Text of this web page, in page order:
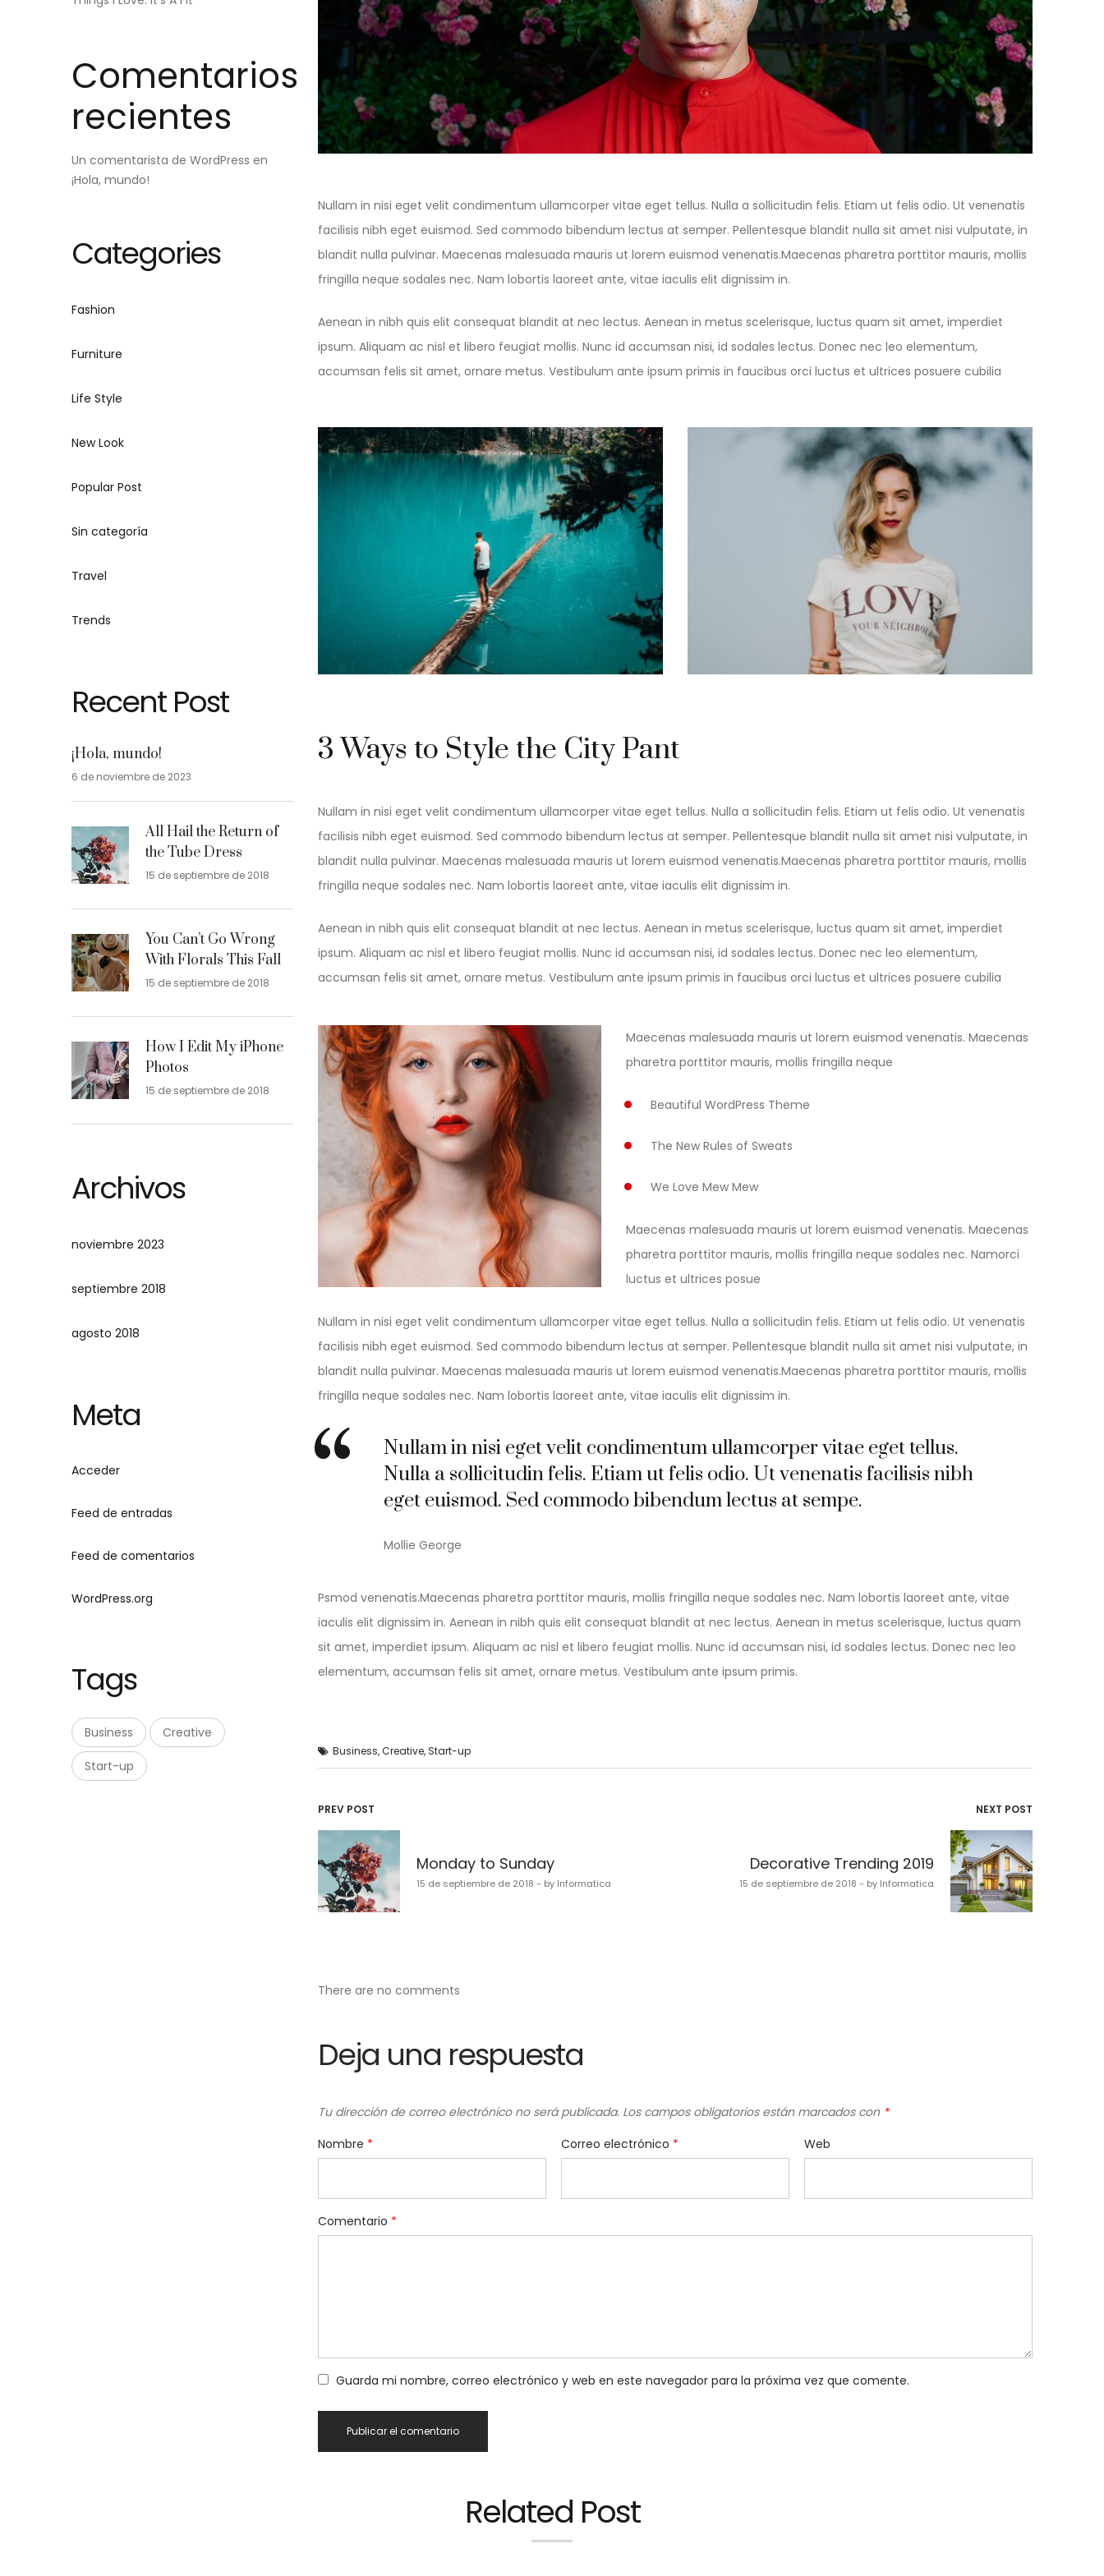
Nullam in nisi eget velit condimentum ullamcorper vitae eget tellus. Nulla a sollicitudin felis. Etiam ut felis odio. Ut venenatis
facilisis nibh eget euismod. Sed commodo bibendum lectus at semper. Pellentesque blandit nulla sit amet nisi vulputate, in
blandit nulla pulvinar. Maecenas malesuada mauris ut lorem euismod venenatis.Maecenas pharetra porttitor mauris, mollis
fringilla neque sodales nec. Nam lobortis laoreet ante, vitae iaculis elit dignissim in.
Aenean in nibh quis elit consequat blandit at nec lectus. Aenean in metus scelerisque, luctus quam sit amet, imperdiet
ipsum. Aliquam ac nisl et libero feugiat mollis. Nunc id accumsan nisi, id sodales lectus. Donec nec leo elementum,
accumsan felis sit amet, ornare metus. Vestibulum ante ipsum primis in faucibus orci luctus et ultrices posuere cubilia
3 Ways to Style the City Pant
Nullam in nisi eget velit condimentum ullamcorper vitae eget tellus. Nulla a sollicitudin felis. Etiam ut felis odio. Ut venenatis
facilisis nibh eget euismod. Sed commodo bibendum lectus at semper. Pellentesque blandit nulla sit amet nisi vulputate, in
blandit nulla pulvinar. Maecenas malesuada mauris ut lorem euismod venenatis.Maecenas pharetra porttitor mauris, mollis
fringilla neque sodales nec. Nam lobortis laoreet ante, vitae iaculis elit dignissim in.
Aenean in nibh quis elit consequat blandit at nec lectus. Aenean in metus scelerisque, luctus quam sit amet, imperdiet
ipsum. Aliquam ac nisl et libero feugiat mollis. Nunc id accumsan nisi, id sodales lectus. Donec nec leo elementum,
accumsan felis sit amet, ornare metus. Vestibulum ante ipsum primis in faucibus orci luctus et ultrices posuere cubilia
Maecenas malesuada mauris ut lorem euismod venenatis. Maecenas
pharetra porttitor mauris, mollis fringilla neque
Beautiful WordPress Theme
The New Rules of Sweats
We Love Mew Mew
Maecenas malesuada mauris ut lorem euismod venenatis. Maecenas
pharetra porttitor mauris, mollis fringilla neque sodales nec. Namorci
luctus et ultrices posue
Nullam in nisi eget velit condimentum ullamcorper vitae eget tellus. Nulla a sollicitudin felis. Etiam ut felis odio. Ut venenatis
facilisis nibh eget euismod. Sed commodo bibendum lectus at semper. Pellentesque blandit nulla sit amet nisi vulputate, in
blandit nulla pulvinar. Maecenas malesuada mauris ut lorem euismod venenatis.Maecenas pharetra porttitor mauris, mollis
fringilla neque sodales nec. Nam lobortis laoreet ante, vitae iaculis elit dignissim in.
Nullam in nisi eget velit condimentum ullamcorper vitae eget tellus.
Nulla a sollicitudin felis. Etiam ut felis odio. Ut venenatis facilisis nibh
eget euismod. Sed commodo bibendum lectus at sempe.
Mollie George
Psmod venenatis.Maecenas pharetra porttitor mauris, mollis fringilla neque sodales nec. Nam lobortis laoreet ante, vitae
iaculis elit dignissim in. Aenean in nibh quis elit consequat blandit at nec lectus. Aenean in metus scelerisque, luctus quam
sit amet, imperdiet ipsum. Aliquam ac nisl et libero feugiat mollis. Nunc id accumsan nisi, id sodales lectus. Donec nec leo
elementum, accumsan felis sit amet, ornare metus. Vestibulum ante ipsum primis.
Business,Creative, Start-up
Navegación
de
entradas
PREV POST
Monday to Sunday
15 de septiembre de 2018 - by Informatica
NEXT POST
Decorative Trending 2019
15 de septiembre de 2018 - by Informatica
There are no comments
Deja una respuesta
Tu dirección de correo electrónico no será publicada. Los campos obligatorios están marcados con *
Nombre * Correo electrónico * Web
Comentario *
Guarda mi nombre, correo electrónico y web en este navegador para la próxima vez que comente.
Comentarios
recientes
Un comentarista de WordPress en
¡Hola, mundo!
Categories
Fashion
Furniture
Life Style
New Look
Popular Post
Sin categoría
Travel
Trends
Recent Post
¡Hola, mundo!
6 de noviembre de 2023
All Hail the Return of
the Tube Dress
15 de septiembre de 2018
You Can’t Go Wrong
With Florals This Fall
15 de septiembre de 2018
How I Edit My iPhone
Photos
15 de septiembre de 2018
Archivos
noviembre 2023
septiembre 2018
agosto 2018
Meta
Acceder
Feed de entradas
Feed de comentarios
WordPress.org
Tags
Business Creative
Start-up
Related Post